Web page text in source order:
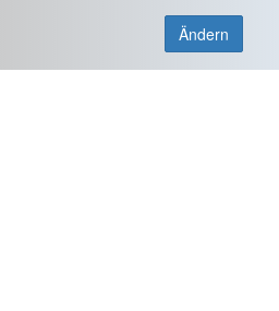
Ändern